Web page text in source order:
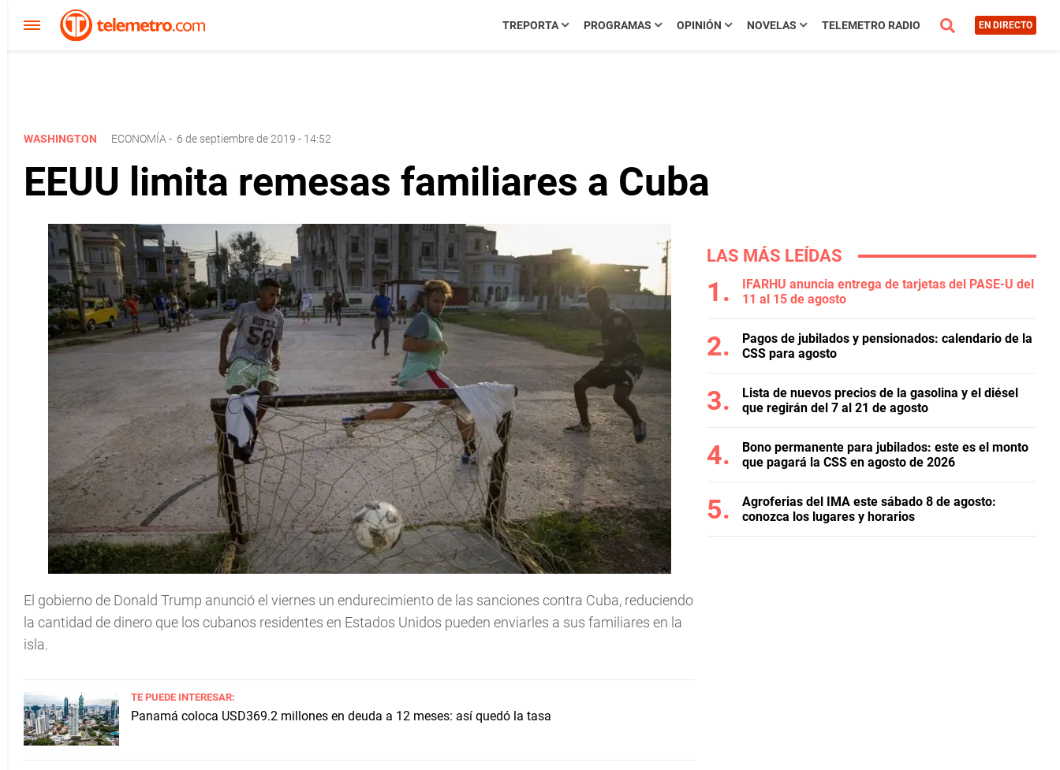
TREPORTA PROGRAMAS OPINIÓN NOVELAS TELEMETRO RADIO EN DIRECTO
WASHINGTON ECONOMÍA - 6 de septiembre de 2019 - 14:52
EEUU limita remesas familiares a Cuba
El gobierno de Donald Trump anunció el viernes un endurecimiento de las sanciones contra Cuba, reduciendo
la cantidad de dinero que los cubanos residentes en Estados Unidos pueden enviarles a sus familiares en la
isla.
TE PUEDE INTERESAR:
Panamá coloca USD369.2 millones en deuda a 12 meses: así quedó la tasa
LAS MÁS LEÍDAS
IFARHU anuncia entrega de tarjetas del PASE-U del
11 al 15 de agosto
Pagos de jubilados y pensionados: calendario de la
CSS para agosto
Lista de nuevos precios de la gasolina y el diésel
que regirán del 7 al 21 de agosto
Bono permanente para jubilados: este es el monto
que pagará la CSS en agosto de 2026
Agroferias del IMA este sábado 8 de agosto:
conozca los lugares y horarios